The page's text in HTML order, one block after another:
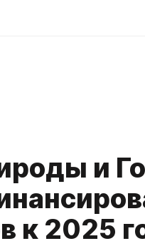
и
к 2025